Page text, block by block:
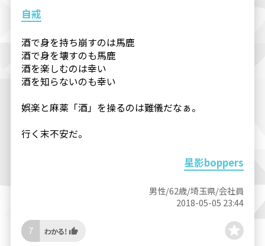
自戒
酒で身を持ち崩すのは馬鹿
酒で身を壊すのも馬鹿
酒を楽しむのは幸い
酒を知らないのも幸い
娯楽と麻薬「酒」を操るのは難儀だなぁ。
行く末不安だ。
星影boppers
男性/62歳/埼玉県/会社員
2018-05-05 23:44
7